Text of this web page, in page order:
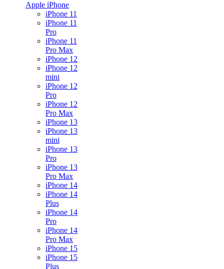
Apple iPhone
iPhone 11
iPhone 11
Pro
iPhone 11
Pro Max
iPhone 12
iPhone 12
mini
iPhone 12
Pro
iPhone 12
Pro Max
iPhone 13
iPhone 13
mini
iPhone 13
Pro
iPhone 13
Pro Max
iPhone 14
iPhone 14
Plus
iPhone 14
Pro
iPhone 14
Pro Max
iPhone 15
iPhone 15
Plus